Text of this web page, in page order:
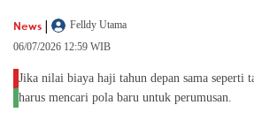
News |
Felldy Utama
06/07/2026 12:59 WIB
Jika nilai biaya haji tahun depan sama seperti
harus mencari pola baru untuk perumusan.